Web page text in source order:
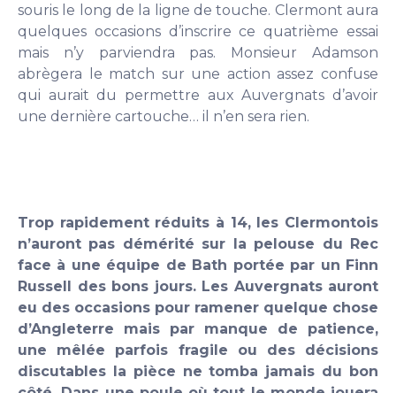
souris le long de la ligne de touche. Clermont aura
quelques occasions d’inscrire ce quatrième essai
mais n’y parviendra pas. Monsieur Adamson
abrègera le match sur une action assez confuse
qui aurait du permettre aux Auvergnats d’avoir
une dernière cartouche… il n’en sera rien.
Trop rapidement réduits à 14, les Clermontois
n’auront pas démérité sur la pelouse du Rec
face à une équipe de Bath portée par un Finn
Russell des bons jours. Les Auvergnats auront
eu des occasions pour ramener quelque chose
d’Angleterre mais par manque de patience,
une mêlée parfois fragile ou des décisions
discutables la pièce ne tomba jamais du bon